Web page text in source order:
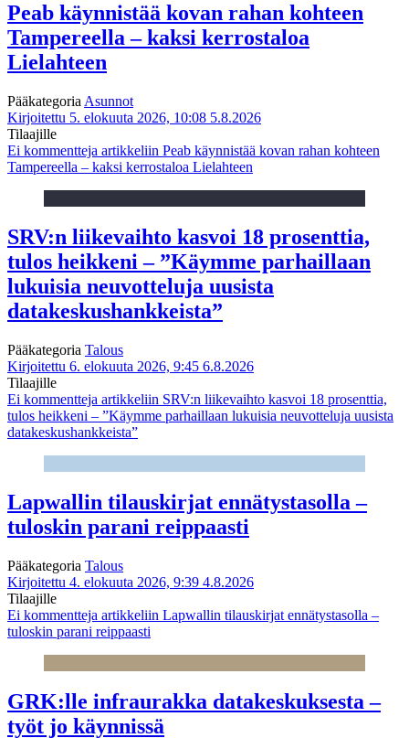
Peab käynnistää kovan rahan kohteen
Tampereella – kaksi kerrostaloa
Lielahteen
Pääkategoria Asunnot
Kirjoitettu 5. elokuuta 2026, 10:08 5.8.2026
Tilaajille
Ei kommentteja artikkeliin Peab käynnistää kovan rahan kohteen
Tampereella – kaksi kerrostaloa Lielahteen
SRV:n liikevaihto kasvoi 18 prosenttia,
tulos heikkeni – ”Käymme parhaillaan
lukuisia neuvotteluja uusista
datakeskushankkeista”
Pääkategoria Talous
Kirjoitettu 6. elokuuta 2026, 9:45 6.8.2026
Tilaajille
Ei kommentteja artikkeliin SRV:n liikevaihto kasvoi 18 prosenttia,
tulos heikkeni – ”Käymme parhaillaan lukuisia neuvotteluja uusista
datakeskushankkeista”
Lapwallin tilauskirjat ennätystasolla –
tuloskin parani reippaasti
Pääkategoria Talous
Kirjoitettu 4. elokuuta 2026, 9:39 4.8.2026
Tilaajille
Ei kommentteja artikkeliin Lapwallin tilauskirjat ennätystasolla –
tuloskin parani reippaasti
GRK:lle infraurakka datakeskuksesta –
työt jo käynnissä